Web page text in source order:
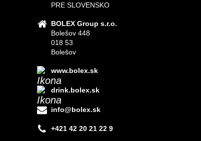
PRE SLOVENSKO
BOLEX Group s.r.o.
Bolešov 448
018 53
Bolešov
www.bolex.sk
drink.bolex.sk
info@bolex.sk
+421 42 20 21 22 9